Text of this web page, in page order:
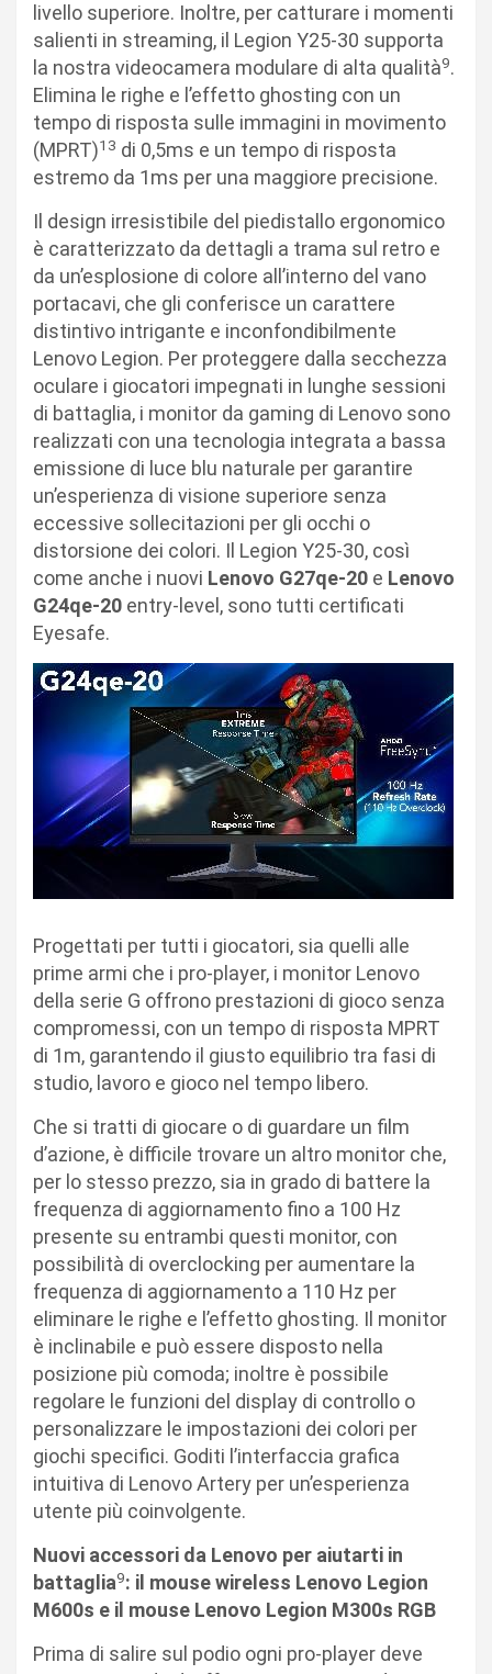
livello superiore. Inoltre, per catturare i momenti
salienti in streaming, il Legion Y25-30 supporta
la nostra videocamera modulare di alta qualità9.
Elimina le righe e l’effetto ghosting con un
tempo di risposta sulle immagini in movimento
(MPRT)13 di 0,5ms e un tempo di risposta
estremo da 1ms per una maggiore precisione.
Il design irresistibile del piedistallo ergonomico
è caratterizzato da dettagli a trama sul retro e
da un’esplosione di colore all’interno del vano
portacavi, che gli conferisce un carattere
distintivo intrigante e inconfondibilmente
Lenovo Legion. Per proteggere dalla secchezza
oculare i giocatori impegnati in lunghe sessioni
di battaglia, i monitor da gaming di Lenovo sono
realizzati con una tecnologia integrata a bassa
emissione di luce blu naturale per garantire
un’esperienza di visione superiore senza
eccessive sollecitazioni per gli occhi o
distorsione dei colori. Il Legion Y25-30, così
come anche i nuovi Lenovo G27qe-20 e Lenovo
G24qe-20 entry-level, sono tutti certificati
Eyesafe.
Progettati per tutti i giocatori, sia quelli alle
prime armi che i pro-player, i monitor Lenovo
della serie G offrono prestazioni di gioco senza
compromessi, con un tempo di risposta MPRT
di 1m, garantendo il giusto equilibrio tra fasi di
studio, lavoro e gioco nel tempo libero.
Che si tratti di giocare o di guardare un film
d’azione, è difficile trovare un altro monitor che,
per lo stesso prezzo, sia in grado di battere la
frequenza di aggiornamento fino a 100 Hz
presente su entrambi questi monitor, con
possibilità di overclocking per aumentare la
frequenza di aggiornamento a 110 Hz per
eliminare le righe e l’effetto ghosting. Il monitor
è inclinabile e può essere disposto nella
posizione più comoda; inoltre è possibile
regolare le funzioni del display di controllo o
personalizzare le impostazioni dei colori per
giochi specifici. Goditi l’interfaccia grafica
intuitiva di Lenovo Artery per un’esperienza
utente più coinvolgente.
Nuovi accessori da Lenovo per aiutarti in
battaglia9: il mouse wireless Lenovo Legion
M600s e il mouse Lenovo Legion M300s RGB
Prima di salire sul podio ogni pro-player deve